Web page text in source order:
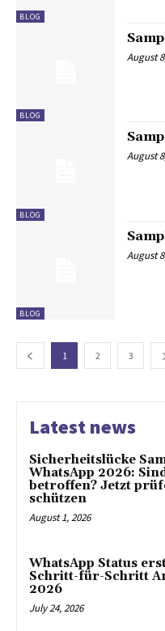
BLOG
BLOG
August
BLOG
August
BLOG
August
1 2 3
Latest news
Sicherheitslücke
WhatsApp 2026:
betroffen? Jetzt
schützen
August 1, 2026
WhatsApp Status
Schritt-für-Schritt
2026
July 24, 2026